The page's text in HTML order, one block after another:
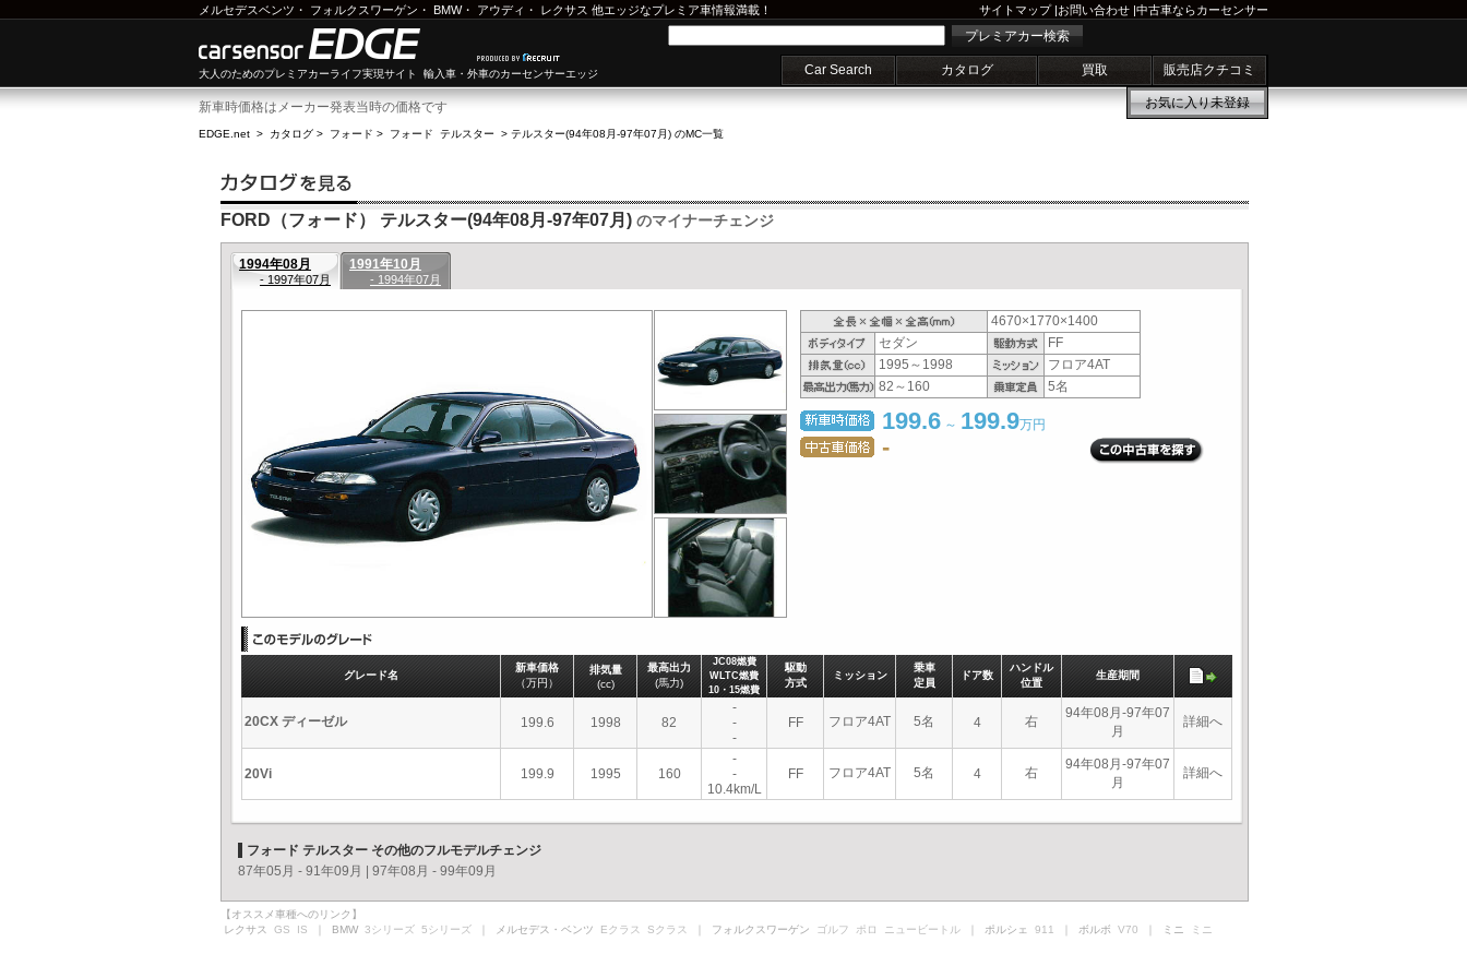
メルセデスベンツ ・ フォルクスワーゲン ・ BMW・ アウディ ・ レクサス 他エッジなプレミア車情報満載！ サイトマップ|お問い合わせ |中古車ならカーセンサー
大人のためのプレミアカーライフ実現サイト 輸入車・外車のカーセンサーエッジ
プレミアカー検索
Car Search カタログ 買取 販売店クチコミ
お気に入り未登録
新車時価格はメーカー発表当時の価格です
EDGE.net > カタログ > フォード > フォード テルスター > テルスター(94年08月-97年07月) のMC一覧
FORD（フォード） テルスター(94年08月-97年07月) のマイナーチェンジ
1994年08月
- 1997年07月
1991年10月
- 1994年07月
4670×1770×1400
セダン
FF
1995～1998
フロア4AT
82～160
5名
199.6 ～ 199.9万円
-
グレード名
新車価格
（万円）
排気量
(cc)
最高出力
(馬力)
JC08燃費
WLTC燃費
10・15燃費
駆動
方式
ミッション
乗車
定員
ドア数
ハンドル
位置
生産期間
20CX ディーゼル 199.6 1998 82
-
-
-
FF フロア4AT 5名 4 右
94年08月-97年07
月
詳細へ
20Vi 199.9 1995 160
-
-
10.4km/L
FF フロア4AT 5名 4 右
94年08月-97年07
月
詳細へ
フォード テルスター その他のフルモデルチェンジ
87年05月 - 91年09月
97年08月 - 99年09月
【オススメ車種へのリンク】
レクサス GS IS ｜ BMW 3シリーズ 5シリーズ ｜ メルセデス・ベンツ Eクラス Sクラス ｜ フォルクスワーゲン ゴルフ ポロ ニュービートル ｜ ポルシェ 911 ｜ ボルボ V70 ｜ ミニ ミニ